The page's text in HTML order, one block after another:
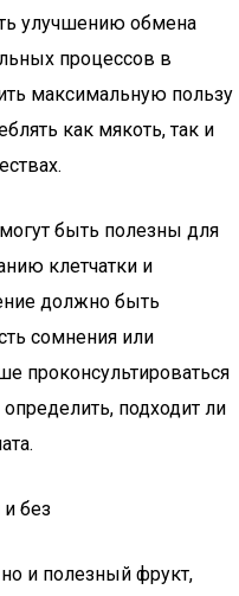
улучшению обмена
процессов в
максимальную пользу
как мякоть, так и
быть полезны для
клетчатки и
должно быть
сомнения или
проконсультироваться
подходит ли
без
и полезный фрукт,